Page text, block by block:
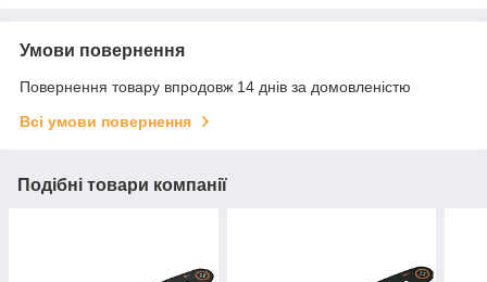
Умови повернення
Повернення товару впродовж 14 днів за домовленістю
Всі умови повернення
Подібні товари компанії